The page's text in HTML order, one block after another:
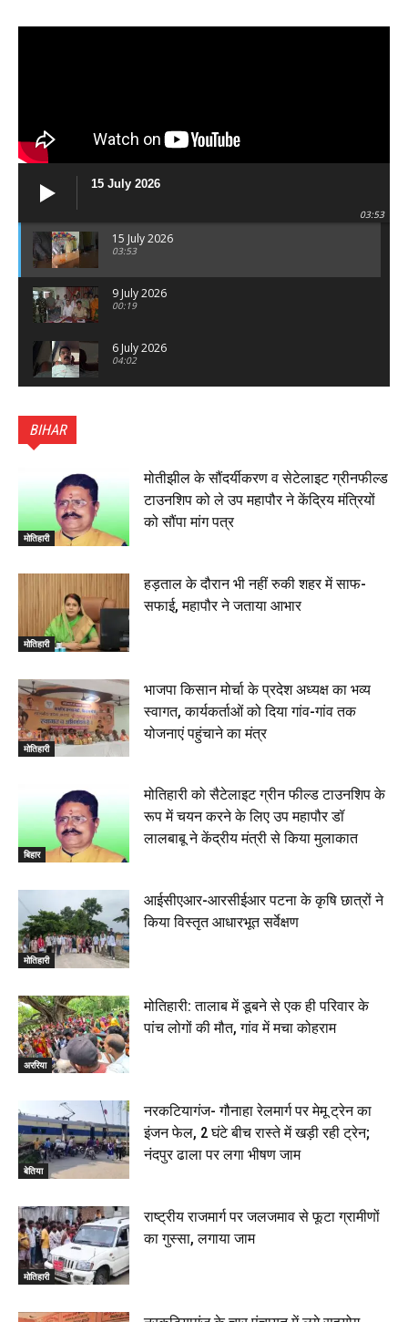
15 July 2026
03:53
15 July 2026
03:53
9 July 2026
00:19
6 July 2026
04:02
का भव्य पथ संचलन, 5 July 2026
बेतिया : मझौलिया में 1.24 क्विंटल गांजा के साथ बोलेरो ज़ब्त, दो
तस्कर गिरफ्तार, 4 July 2026
00:39
00:33
रक्सौल : सुरक्षा जॉंच को सोना-चांदी दुकानों का एसडीपीओ और
थानाध्यक्ष ने किया निरीक्षण, 19 June 2026
00:58
बेतिया में सगे भाई ने मां के साथ मिलकर की भाई की हत्या, शव
जलाया, दोनों गिरफ्तार, 14 June 2026
00:12
मोतिहारी। NDA सरकार, 12 साल विश्वास के, मीडिया संवाद में
सांसद रधामोहन सिंह, 13 June 2026
02:19
BIHAR
मोतिहारी
मोतीझील के सौंदर्यीकरण व सेटेलाइट ग्रीनफील्ड
टाउनशिप को ले उप महापौर ने केंद्रिय मंत्रियों
को सौंपा मांग पत्र
मोतिहारी
हड़ताल के दौरान भी नहीं रुकी शहर में साफ-
सफाई, महापौर ने जताया आभार
मोतिहारी
भाजपा किसान मोर्चा के प्रदेश अध्यक्ष का भव्य
स्वागत, कार्यकर्ताओं को दिया गांव-गांव तक
योजनाएं पहुंचाने का मंत्र
बिहार
मोतिहारी को सैटेलाइट ग्रीन फील्ड टाउनशिप के
रूप में चयन करने के लिए उप महापौर डॉ
लालबाबू ने केंद्रीय मंत्री से किया मुलाकात
मोतिहारी
आईसीएआर-आरसीईआर पटना के कृषि छात्रों ने
किया विस्तृत आधारभूत सर्वेक्षण
अररिया
मोतिहारी: तालाब में डूबने से एक ही परिवार के
पांच लोगों की मौत, गांव में मचा कोहराम
बेतिया
नरकटियागंज- गौनाहा रेलमार्ग पर मेमू ट्रेन का
इंजन फेल, 2 घंटे बीच रास्ते में खड़ी रही ट्रेन;
नंदपुर ढाला पर लगा भीषण जाम
मोतिहारी
राष्ट्रीय राजमार्ग पर जलजमाव से फूटा ग्रामीणों
का गुस्सा, लगाया जाम